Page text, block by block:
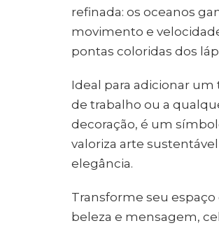
refinada: os oceanos
movimento e
pontas coloridas dos
Ideal para adicionar um
de trabalho ou a
decoração, é um
valoriza arte
elegância.
Transforme seu
beleza e mensagem,